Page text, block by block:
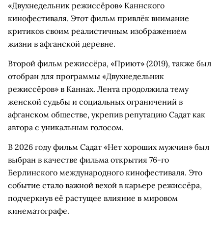
«Двухнедельник режиссёров» Каннского
кинофестиваля. Этот фильм привлёк внимание
критиков своим реалистичным изображением
жизни в афганской деревне.
Второй фильм режиссёра, «Приют» (2019), также был
отобран для программы «Двухнедельник
режиссёров» в Каннах. Лента продолжила тему
женской судьбы и социальных ограничений в
афганском обществе, укрепив репутацию Садат как
автора с уникальным голосом.
В 2026 году фильм Садат «Нет хороших мужчин» был
выбран в качестве фильма открытия 76-го
Берлинского международного кинофестиваля. Это
событие стало важной вехой в карьере режиссёра,
подчеркнув её растущее влияние в мировом
кинематографе.